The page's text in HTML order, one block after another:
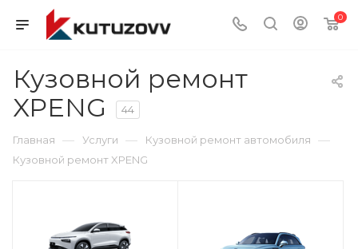
0
Кузовной ремонт
XPENG
44
Главная — Услуги — Кузовной ремонт автомобиля —
Кузовной ремонт XPENG